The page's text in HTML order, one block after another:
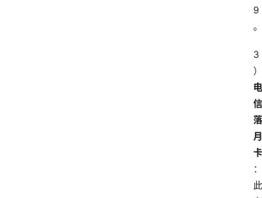
9
。
3
）
电
信
落
月
卡
：
此